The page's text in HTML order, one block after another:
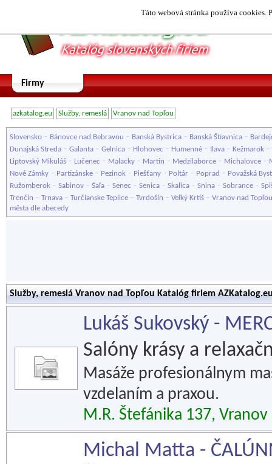
Táto webová stránka používa cookies.
Firmy
azkatalog.eu Služby, remeslá Vranov nad Topľou
Slovensko - Bánovce nad Bebravou - Banská Bystrica - Banská Štiavnica -
Dunajská Streda - Galanta - Gelnica - Hlohovec - Humenné - Ilava - Kežmarok -
Liptovský Mikuláš - Lučenec - Malacky - Martin - Medzilaborce - Michalovce -
Nové Zámky - Partizánske - Pezinok - Piešťany - Poltár - Poprad - Považská
Ružomberok - Sabinov - Šaľa - Senec - Senica - Skalica - Snina - Sobrance -
Trenčín - Trnava - Turčianske Teplice - Tvrdošín - Veľký Krtíš - Vranov nad Topľou
města dle abecedy
Služby, remeslá Vranov nad Topľou Katalóg firiem
Lukáš Sukovský -
Salóny krásy a
Masáže profesionálnym
vzdelaním a praxou.
M.R. Štefánika 137,
Michal Matta -